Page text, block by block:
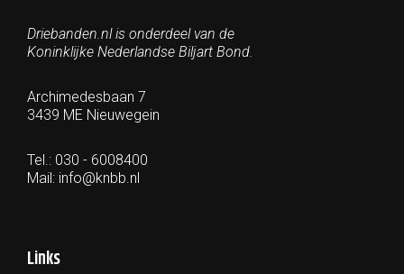
Driebanden.nl is onderdeel van de
Koninklijke Nederlandse Biljart Bond.
Archimedesbaan 7
3439 ME Nieuwegein
Tel.: 030 - 6008400
Mail: info@knbb.nl
Links